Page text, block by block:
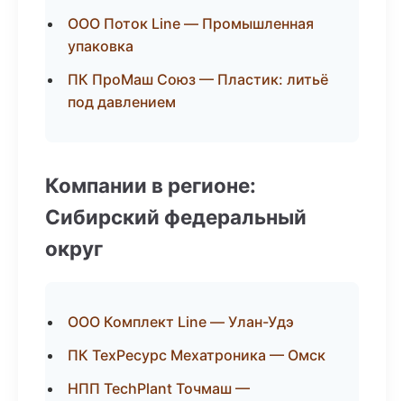
ООО Поток Line — Промышленная
упаковка
ПК ПроМаш Союз — Пластик: литьё
под давлением
Компании в регионе:
Сибирский федеральный
округ
ООО Комплект Line — Улан-Удэ
ПК ТехРесурс Мехатроника — Омск
НПП TechPlant Точмаш —